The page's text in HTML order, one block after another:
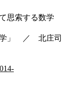
思索する数学
学」 ／ 北庄司